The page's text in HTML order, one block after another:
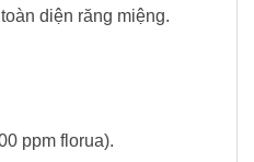
diện răng miệng.
ppm florua).